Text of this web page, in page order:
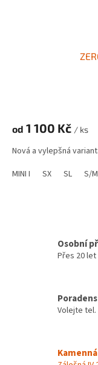
od 1 100 Kč / ks
Nová a vylepšná
MINI I
SX SL S/M
Osobní
Přes 20
Volejte tel.